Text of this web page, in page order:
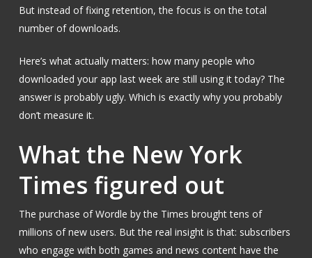
But instead of fixing retention, the focus is on the total
number of downloads.
Here’s what actually matters: how many people who
downloaded your app last week are still using it today? The
answer is probably ugly. Which is exactly why you probably
don’t measure it.
What the New York
Times figured out
The purchase of Wordle by the Times brought tens of
millions of new users. But the real insight is that: subscribers
who engage with both games and news content have the